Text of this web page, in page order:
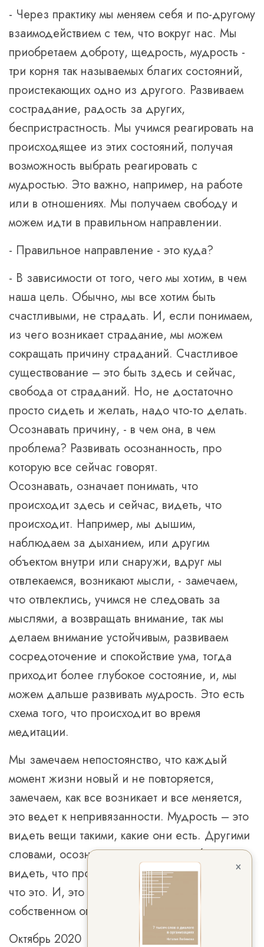
- Через практику мы меняем себя и по-другому
взаимодействием с тем, что вокруг нас. Мы
приобретаем доброту, щедрость, мудрость -
три корня так называемых благих состояний,
проистекающих одно из другого. Развиваем
сострадание, радость за других,
беспристрастность. Мы учимся реагировать на
происходящее из этих состояний, получая
возможность выбрать реагировать с
мудростью. Это важно, например, на работе
или в отношениях. Мы получаем свободу и
можем идти в правильном направлении.
- Правильное направление - это куда?
- В зависимости от того, чего мы хотим, в чем
наша цель. Обычно, мы все хотим быть
счастливыми, не страдать. И, если понимаем,
из чего возникает страдание, мы можем
сокращать причину страданий. Счастливое
существование – это быть здесь и сейчас,
свобода от страданий. Но, не достаточно
просто сидеть и желать, надо что-то делать.
Осознавать причину, - в чем она, в чем
проблема? Развивать осознанность, про
которую все сейчас говорят.
Осознавать, означает понимать, что
происходит здесь и сейчас, видеть, что
происходит. Например, мы дышим,
наблюдаем за дыханием, или другим
объектом внутри или снаружи, вдруг мы
отвлекаемся, возникают мысли, - замечаем,
что отвлеклись, учимся не следовать за
мыслями, а возвращать внимание, так мы
делаем внимание устойчивым, развиваем
сосредоточение и спокойствие ума, тогда
приходит более глубокое состояние, и, мы
можем дальше развивать мудрость. Это есть
схема того, что происходит во время
медитации.
Мы замечаем непостоянство, что каждый
момент жизни новый и не повторяется,
замечаем, как все возникает и все меняется,
это ведет к непривязанности. Мудрость – это
видеть вещи такими, какие они есть. Другими
словами, осознанность – это способность
видеть, что происходит, а мудрость - знать,
что это. И, это знание основано на
собственном опыте.
Октябрь 2020
×